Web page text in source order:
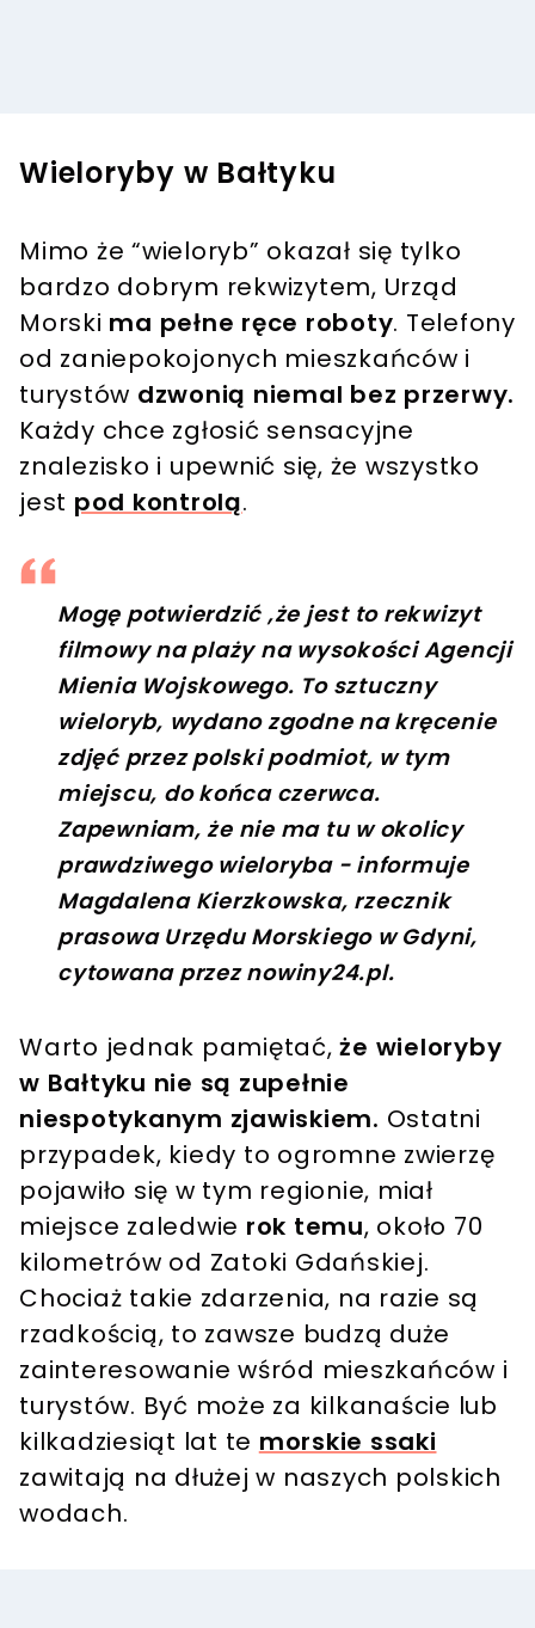
Wieloryby w Bałtyku
Mimo że “wieloryb” okazał się tylko
bardzo dobrym rekwizytem, Urząd
Morski ma pełne ręce roboty. Telefony
od zaniepokojonych mieszkańców i
turystów dzwonią niemal bez przerwy.
Każdy chce zgłosić sensacyjne
znalezisko i upewnić się, że wszystko
jest pod kontrolą.
Mogę potwierdzić ,że jest to rekwizyt
filmowy na plaży na wysokości Agencji
Mienia Wojskowego. To sztuczny
wieloryb, wydano zgodne na kręcenie
zdjęć przez polski podmiot, w tym
miejscu, do końca czerwca.
Zapewniam, że nie ma tu w okolicy
prawdziwego wieloryba - informuje
Magdalena Kierzkowska, rzecznik
prasowa Urzędu Morskiego w Gdyni,
cytowana przez nowiny24.pl.
Warto jednak pamiętać,że wieloryby
w Bałtyku nie są zupełnie
niespotykanym zjawiskiem. Ostatni
przypadek, kiedy to ogromne zwierzę
pojawiło się w tym regionie, miał
miejsce zaledwie rok temu, około 70
kilometrów od Zatoki Gdańskiej.
Chociaż takie zdarzenia, na razie są
rzadkością, to zawsze budzą duże
zainteresowanie wśród mieszkańców i
turystów. Być może za kilkanaście lub
kilkadziesiąt lat te morskie ssaki
zawitają na dłużej w naszych polskich
wodach.